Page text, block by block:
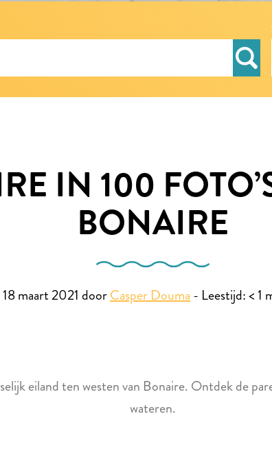
IN 100
BONAIRE
18 maart 2021 doorCasper Douma- Leestijd:< 1
eiland ten westen van Bonaire. Ontdek de
wateren.